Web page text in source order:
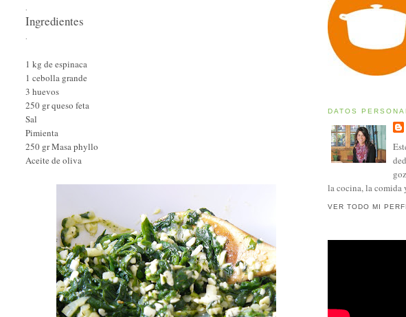
Ingredientes
1 kg de espinaca
1 cebolla grande
3 huevos
250 gr queso feta
Sal
Pimienta
250 gr Masa phyllo
Aceite de oliva
DATOS
la cocina, la comida
VER TODO MI